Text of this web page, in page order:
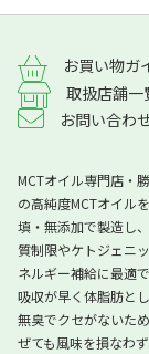
お買い物ガ
取扱店舗一
お問い合わ
MCTオイル専門店・
の高純度MCTオイル
填・無添加で製造し
質制限やケトジェニ
ネルギー補給に最適
吸収が早く体脂肪と
無臭でクセがないた
ぜても風味を損なわ